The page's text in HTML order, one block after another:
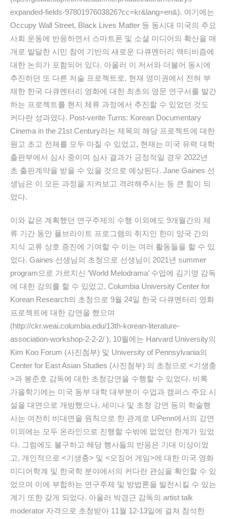
expanded-fields-9780197603826?cc=kr&lang=en&). 여기에는
Occupy Wall Street, Black Lives Matter 등 동시대 미국의 주요
사회 운동에 반응하면서 스마트폰 및 소셜 미디어의 확산을 매
개로 발달한 시민 참여 기반의 새로운 다큐멘터리 액티비즘에
대한 논의가 포함되어 있다. 아울러 이 저서와 더불어 동시에
추진하던 또 다른 저술 프로젝트로, 현재 영미권에서 전혀 부
재한 한국 다큐멘터리 영화에 대한 최초의 영문 연구서를 발간
하는 프로젝트를 현지 체류 과정에서 추진할 수 있었던 것도
커다란 성과였다. Post-verite Turns: Korean Documentary
Cinema in the 21st Century라는 제목의 해당 프로젝트에 대한
원고 초고 전체를 모두 마칠 수 있었고, 현재는 미국 유력 대학
출판부에서 심사 중이며 심사 결과가 긍정적일 경우 2022년
초 출판계약을 받을 수 있을 것으로 예상된다. Jane Gaines 선
생님은 이 모든 과정을 지켜보고 격려해주시는 등 큰 힘이 되
었다.
이와 같은 계획했던 연구주제의 수행 이외에도 9개월간의 체
류 기간 동안 풀브라이트 프로그램의 취지인 한미 양국 간의
지식 교류 상호 증진에 기여할 수 이는 여러 활동들을 할 수 있
었다. Gaines 선생님의 초청으로 선생님이 2021년 summer
program으로 가르치신 ‘World Melodrama’ 수업에 김기영 감독
에 대한 강의를 할 수 있었고, Columbia University Center for
Korean Research의 초청으로 9월 24일 한국 다큐멘터리 영화
프로젝트에 대한 강연을 했으며
(http://ckr.weai.columbia.edu/13th-korean-literature-
association-workshop-2-2-2/ ), 10월에는 Harvard University의
Kim Koo Forum (사진첨부) 및 University of Pennsylvania의
Center for East Asian Studies (사진첨부) 의 초청으로 <기생충
>과 봉준호 감독에 대한 초청강연을 수행할 수 있었다. 비록
가을학기에는 미국 동부 대학 대부분이 수업과 캠퍼스 주요 시
설을 대면으로 개방했으나, 세미나 및 초청 강연 등의 학술행
사는 여전히 비대면을 원칙으로 한 관계로 UPenn에서의 강연
이외에는 모두 온라인으로 진행할 수밖에 없었던 한계가 있었
다. 그럼에도 불구하고 해당 행사들의 반응은 기대 이상이었
고, 개인적으로 <기생충> 및 <오징어 게임>에 대한 미국 영화
미디어학계 및 한국학 분야에서의 커다란 관심을 확인할 수 있
었으며 이에 부합하는 연구주제 및 방법론을 발전시킬 수 있는
계기 또한 갖게 되었다. 아울러 박경근 감독의 artist talk
moderator 자격으로 초청받아 11월 12-13일에 걸쳐 참석한